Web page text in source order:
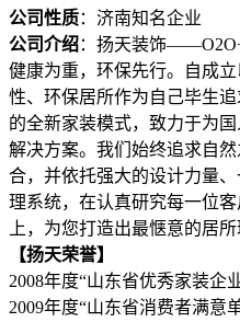
公司性质：济南知名企业
公司介绍：扬天装饰
健康为重，环保先行。自成
性、环保居所作为自己毕生
的全新家装模式，致力于为
解决方案。我们始终追求自
合，并依托强大的设计力量
理系统，在认真研究每一位
上，为您打造出最惬意的居
【扬天荣誉】
2008年度“山东省优秀家装企
2009年度“山东省消费者满意